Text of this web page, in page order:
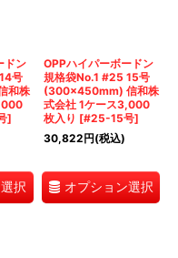
ドン
号
和株
]
択
OPPハイパーボードン
規格袋No.1 #25 15号
(300×450mm) 信和株
式会社 1ケース3,000
枚入り [#25-15号]
30,822円(税込)
オプション選択